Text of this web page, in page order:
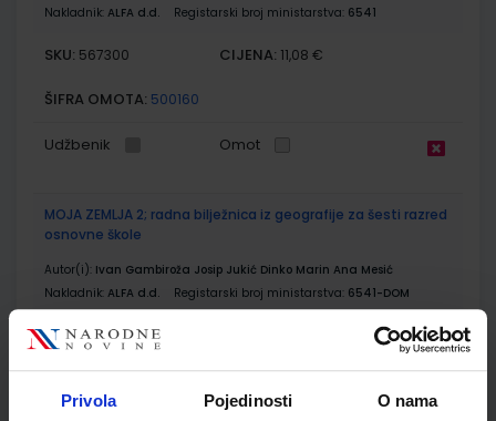
Privola Pojedinosti O nama
Nakladnik: ALFA d.d. Registarski broj ministarstva: 6541
SKU: 567300 CIJENA: 11,08 €
ŠIFRA OMOTA: 500160
Udžbenik Omot
MOJA ZEMLJA 2; radna bilježnica iz geografije za šesti razred
osnovne škole
Autor(i): Ivan Gambiroža Josip Jukić Dinko Marin Ana Mesić
Nakladnik: ALFA d.d. Registarski broj ministarstva: 6541-DOM
SKU:567301